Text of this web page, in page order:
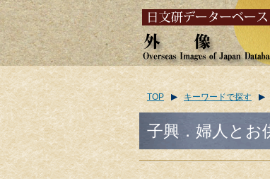
TOP キーワードで探す
子興．婦人とお